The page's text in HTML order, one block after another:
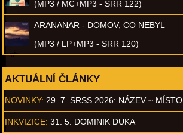
(MP3 / MC+MP3 - SRR 122)
ARANANAR - DOMOV, CO NEBYL
(MP3 / LP+MP3 - SRR 120)
AKTUÁLNÍ ČLÁNKY
NOVINKY: 29. 7. SRSS 2026: NÁZEV ~ MÍSTO
INKVIZICE: 31. 5. DOMINIK DUKA